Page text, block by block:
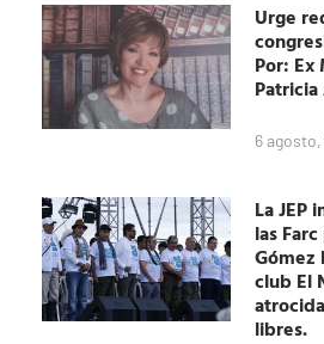
Urge
Por: Ex
6
La JEP
las
Gómez
club El
libres.